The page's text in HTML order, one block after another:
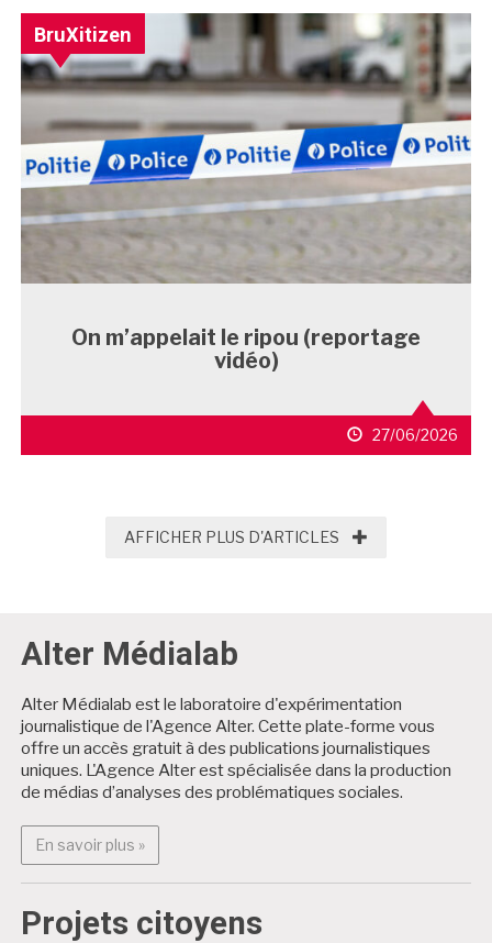
BruXitizen
On m’appelait le ripou (reportage
vidéo)
27/06/2026
AFFICHER PLUS D'ARTICLES AFFICHER PLUS
Alter Médialab
Alter Médialab est le laboratoire d'expérimentation
journalistique de l'Agence Alter. Cette plate-forme vous
offre un accès gratuit à des publications journalistiques
uniques. L'Agence Alter est spécialisée dans la production
de médias d’analyses des problématiques sociales.
En savoir plus »En savoir plus : Alter Médialab
Projets citoyens